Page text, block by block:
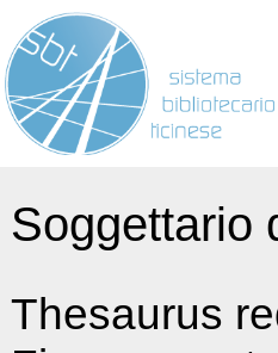
Soggettario
Thesaurus